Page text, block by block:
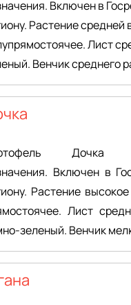
Включен в
Растение
Лист
Венчик среднего
Дочка
Включен в
Растение
Лист
зеленый. Венчик